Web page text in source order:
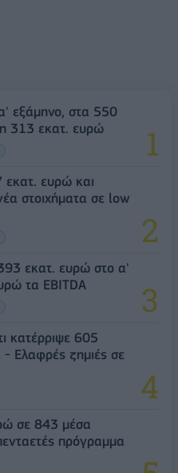
εξάμηνο, στα 550
313 εκατ. ευρώ
εκατ. ευρώ και
στοιχήματα σε low
εκατ. ευρώ στο α'
τα EBITDA
κατέρριψε 605
Ελαφρές ζημιές σε
σε 843 μέσα
πρόγραμμα